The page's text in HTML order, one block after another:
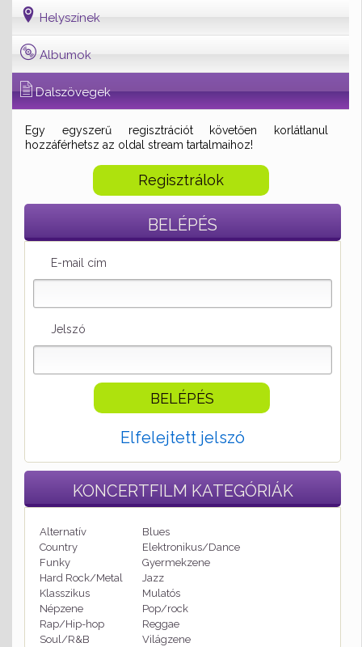
Helyszínek
Albumok
Dalszövegek
Egy egyszerű regisztrációt követően korlátlanul
hozzáférhetsz az oldal stream tartalmaihoz!
Regisztrálok
BELÉPÉS
E-mail cím
Jelszó
Elfelejtett jelszó
KONCERTFILM KATEGÓRIÁK
Alternatív
Blues
Country
Elektronikus/Dance
Funky
Gyermekzene
Hard Rock/Metal
Jazz
Klasszikus
Mulatós
Népzene
Pop/rock
Rap/Hip-hop
Reggae
Soul/R&B
Világzene